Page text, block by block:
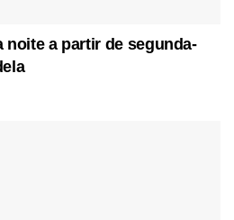
noite a partir de segunda-